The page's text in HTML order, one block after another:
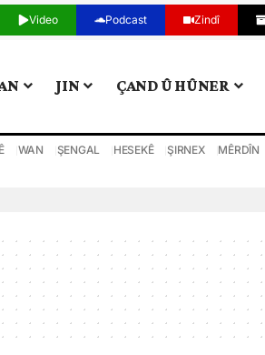
Video Podcast Zindî
JIN ÇAND Û HÛNER
WAN ŞENGAL HESEKÊ ŞIRNEX MÊRDÎN